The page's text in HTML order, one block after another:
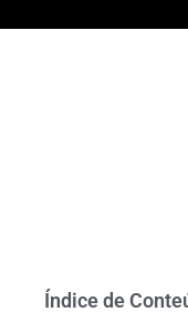
Índice de